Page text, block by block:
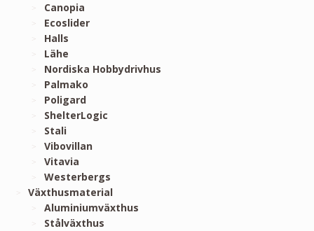
Canopia
Ecoslider
Halls
Lähe
Nordiska Hobbydrivhus
Palmako
Poligard
ShelterLogic
Stali
Vibovillan
Vitavia
Westerbergs
Växthusmaterial
Aluminiumväxthus
Stålväxthus